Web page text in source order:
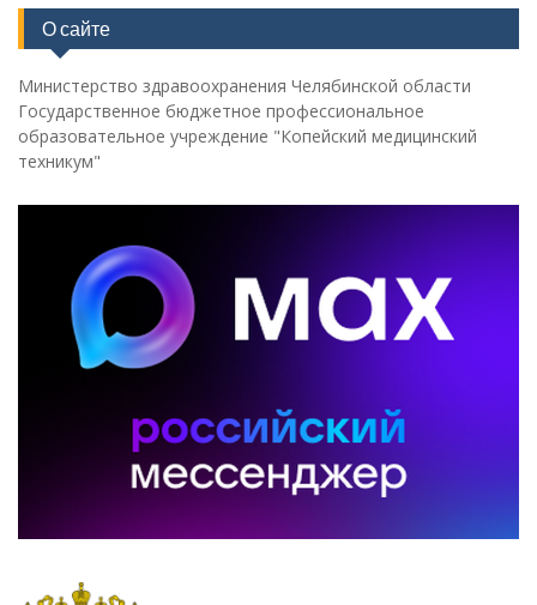
О сайте
Министерство здравоохранения Челябинской области
Государственное бюджетное профессиональное
образовательное учреждение "Копейский медицинский
техникум"